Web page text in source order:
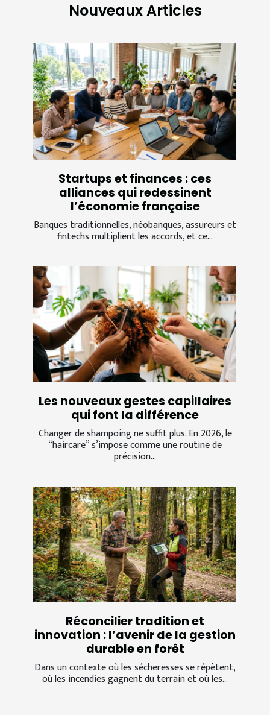
Nouveaux Articles
Startups et finances : ces
alliances qui redessinent
l’économie française
Banques traditionnelles, néobanques, assureurs et
fintechs multiplient les accords, et ce...
Les nouveaux gestes capillaires
qui font la différence
Changer de shampoing ne suffit plus. En 2026, le
“haircare” s’impose comme une routine de
précision...
Réconcilier tradition et
innovation : l’avenir de la gestion
durable en forêt
Dans un contexte où les sécheresses se répètent,
où les incendies gagnent du terrain et où les...